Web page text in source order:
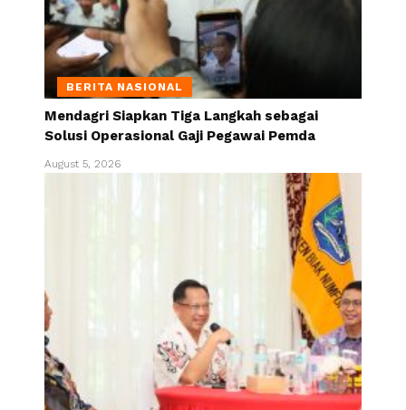
BERITA NASIONAL
Mendagri Siapkan Tiga Langkah sebagai
Solusi Operasional Gaji Pegawai Pemda
August 5, 2026